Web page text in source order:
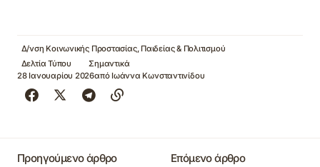
Δ/νση Κοινωνικής Προστασίας, Παιδείας & Πολιτισμού
Δελτία Τύπου
Σημαντικά
28 Ιανουαρίου 2026από Ιωάννα Κωνσταντινίδου
Προηγούμενο άρθρο Επόμενο άρθρο